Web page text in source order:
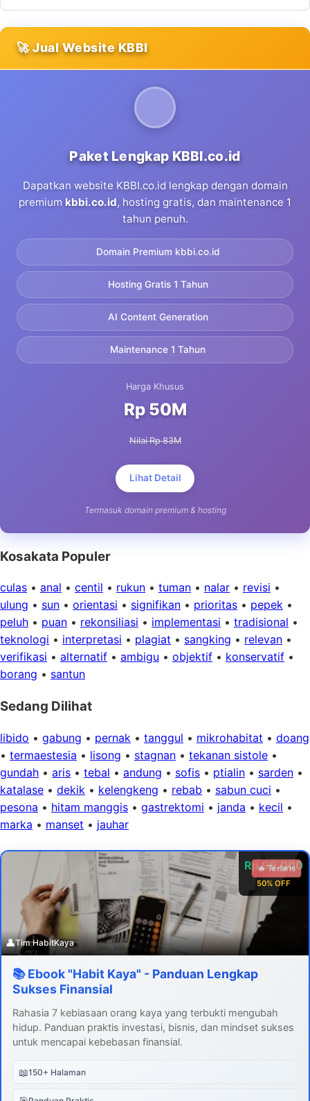
🚀 Jual Website KBBI
Paket Lengkap KBBI.co.id
Dapatkan website KBBI.co.id lengkap dengan domain
premium kbbi.co.id, hosting gratis, dan maintenance 1
tahun penuh.
Domain Premium kbbi.co.id
Hosting Gratis 1 Tahun
AI Content Generation
Maintenance 1 Tahun
Harga Khusus
Rp 50M
Nilai Rp 83M
Lihat Detail
Termasuk domain premium & hosting
Kosakata Populer
culas • anal • centil • rukun • tuman • nalar • revisi •
ulung • sun • orientasi • signifikan • prioritas • pepek •
peluh • puan • rekonsiliasi • implementasi • tradisional •
teknologi • interpretasi • plagiat • sangking • relevan •
verifikasi • alternatif • ambigu • objektif • konservatif •
borang • santun
Sedang Dilihat
libido • gabung • pernak • tanggul • mikrohabitat • doang
• termaestesia • lisong • stagnan • tekanan sistole •
gundah • aris • tebal • andung • sofis • ptialin • sarden •
katalase • dekik • kelengkeng • rebab • sabun cuci •
pesona • hitam manggis • gastrektomi • janda • kecil •
marka • manset • jauhar
Rp 99.000
50% OFF
🔥 Terlaris
👤Tim HabitKaya
📚 Ebook "Habit Kaya" - Panduan Lengkap
Sukses Finansial
Rahasia 7 kebiasaan orang kaya yang terbukti mengubah
hidup. Panduan praktis investasi, bisnis, dan mindset sukses
untuk mencapai kebebasan finansial.
📖150+ Halaman